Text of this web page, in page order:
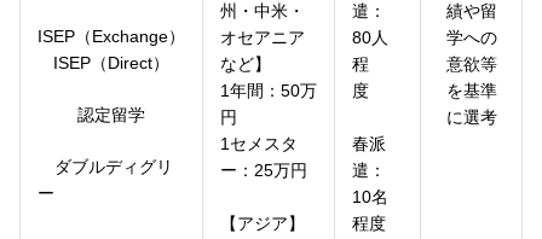
ISEP（Exchange）
ISEP（Direct）
認定留学
ダブルディグリ
ー
州・中米・
オセアニア
など】
1年間：50万
円
1セメスタ
ー：25万円
【アジア】
遣：
80人
程
度
春派
遣：
10名
程度
績や留
学への
意欲等
を基準
に選考